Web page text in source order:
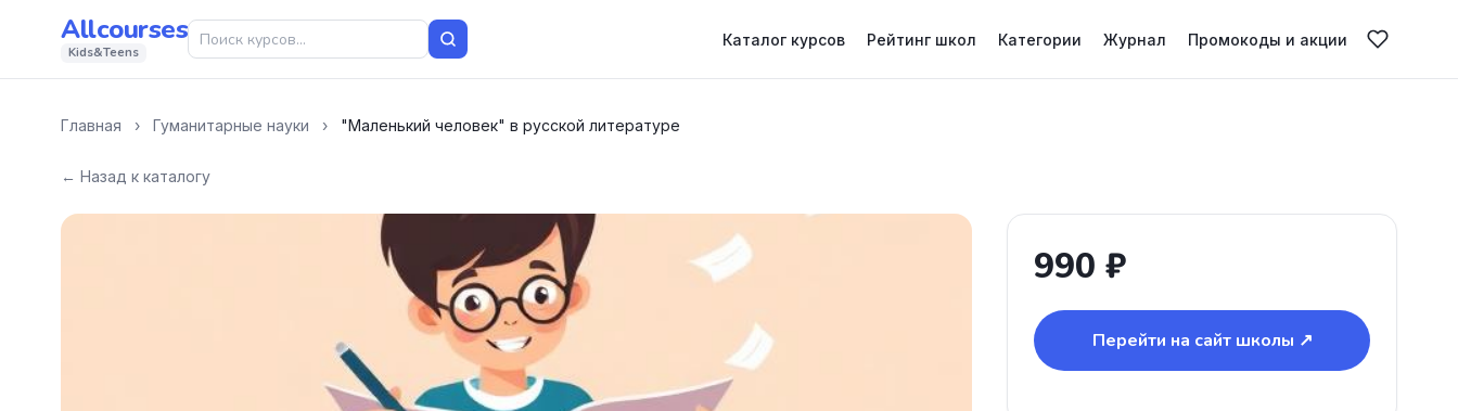
Allcourses
Kids&Teens
Каталог курсов Рейтинг школ Категории Журнал Промокоды и акции
Главная › Гуманитарные науки › "Маленький человек" в русской литературе
← Назад к каталогу
990 ₽
Перейти на сайт школы ↗